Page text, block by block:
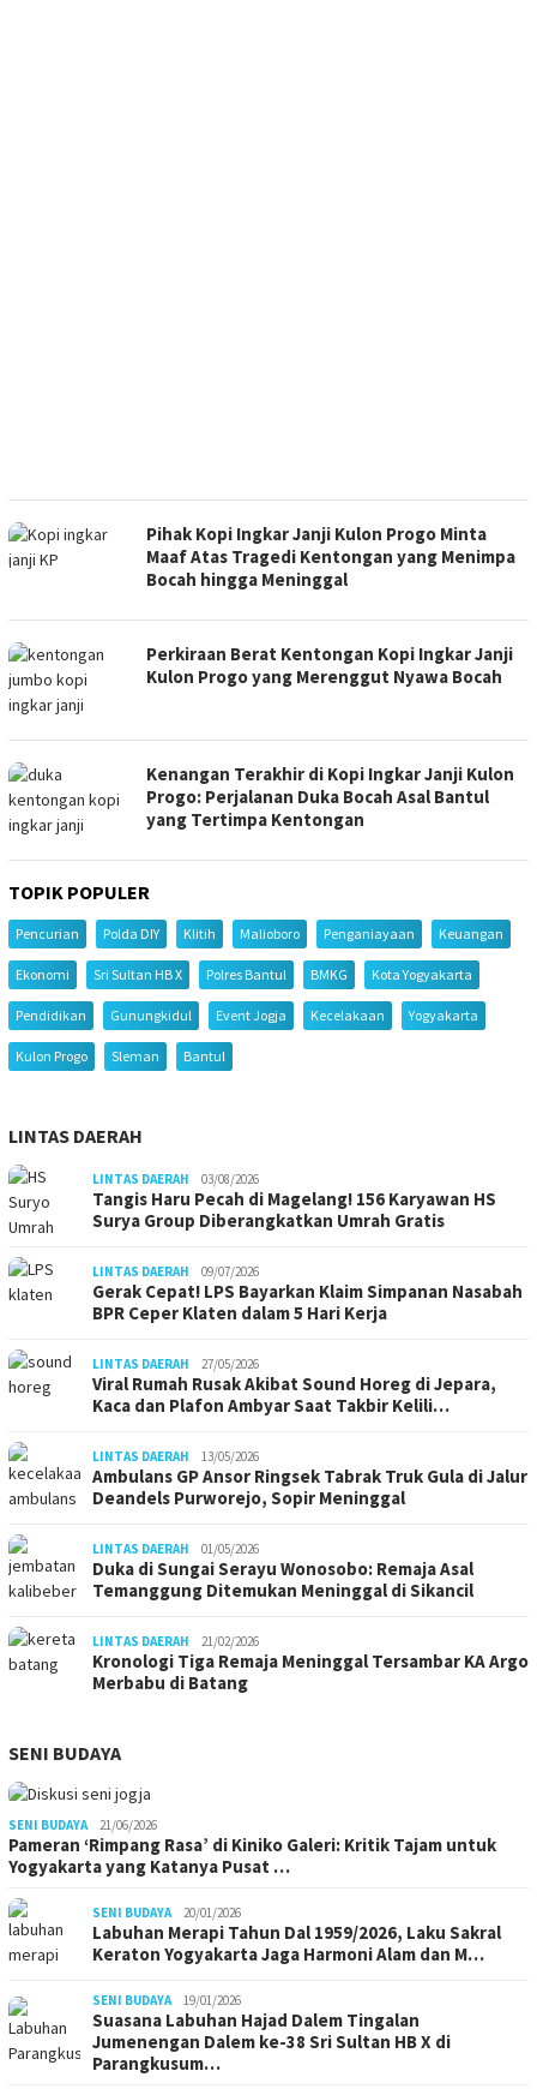
Pihak Kopi Ingkar Janji Kulon Progo Minta
Maaf Atas Tragedi Kentongan yang Menimpa
Bocah hingga Meninggal
Perkiraan Berat Kentongan Kopi Ingkar Janji
Kulon Progo yang Merenggut Nyawa Bocah
Kenangan Terakhir di Kopi Ingkar Janji Kulon
Progo: Perjalanan Duka Bocah Asal Bantul
yang Tertimpa Kentongan
TOPIK POPULER
Pencurian Polda DIY Klitih Malioboro Penganiayaan Keuangan
Ekonomi Sri Sultan HB X Polres Bantul BMKG Kota Yogyakarta
Pendidikan Gunungkidul Event Jogja Kecelakaan Yogyakarta
Kulon Progo Sleman Bantul
LINTAS DAERAH
LINTAS DAERAH 03/08/2026
Tangis Haru Pecah di Magelang! 156 Karyawan HS
Surya Group Diberangkatkan Umrah Gratis
LINTAS DAERAH 09/07/2026
Gerak Cepat! LPS Bayarkan Klaim Simpanan Nasabah
BPR Ceper Klaten dalam 5 Hari Kerja
LINTAS DAERAH 27/05/2026
Viral Rumah Rusak Akibat Sound Horeg di Jepara,
Kaca dan Plafon Ambyar Saat Takbir Kelili…
LINTAS DAERAH 13/05/2026
Ambulans GP Ansor Ringsek Tabrak Truk Gula di Jalur
Deandels Purworejo, Sopir Meninggal
LINTAS DAERAH 01/05/2026
Duka di Sungai Serayu Wonosobo: Remaja Asal
Temanggung Ditemukan Meninggal di Sikancil
LINTAS DAERAH 21/02/2026
Kronologi Tiga Remaja Meninggal Tersambar KA Argo
Merbabu di Batang
SENI BUDAYA
SENI BUDAYA 21/06/2026
Pameran ‘Rimpang Rasa’ di Kiniko Galeri: Kritik Tajam untuk
Yogyakarta yang Katanya Pusat …
SENI BUDAYA 20/01/2026
Labuhan Merapi Tahun Dal 1959/2026, Laku Sakral
Keraton Yogyakarta Jaga Harmoni Alam dan M…
SENI BUDAYA 19/01/2026
Suasana Labuhan Hajad Dalem Tingalan
Jumenengan Dalem ke-38 Sri Sultan HB X di
Parangkusum…